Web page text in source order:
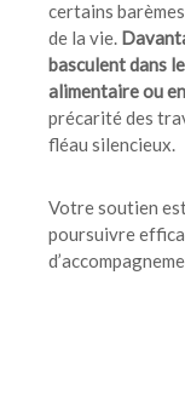
certains
de la vie.
basculent dans
alimentaire ou
précarité des
fléau silencieux.
Votre soutien
poursuivre